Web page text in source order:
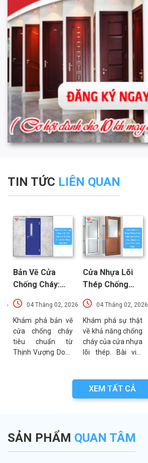
TIN TỨC LIÊN QUAN
Bản Vẽ Cửa
Chống Cháy:
Chi Tiết Cấu
Tạo Và Tiêu
Chuẩn Kỹ Thuật
Mới Nhất
04 Tháng 02, 2026
Khám phá bản vẽ
cửa chống cháy
tiêu chuẩn từ
Thịnh Vượng Door.
sơ đồ cấu tạo và
Cửa Nhựa Lõi
Thép Chống
Cháy: Cấu Tạo
Và Các Tiêu
Chuẩn An Toàn
PCCC Mới Nhất
04 Tháng 02, 2026
Khám phá sự thật
về khả năng chống
cháy của cửa nhựa
lõi thép. Bài viết
và các tiêu chuẩn
XEM TẤT CẢ
SẢN PHẨM QUAN TÂM